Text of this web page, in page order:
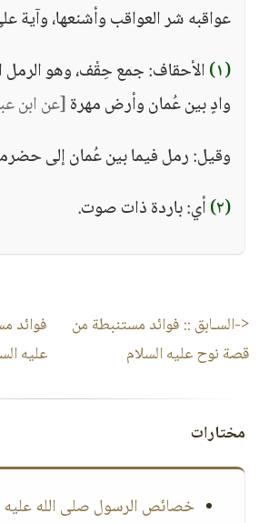
عواقبه شر العواقب وأشنعها، وآية
(١)
الأحقاف: جمع حِقْف، وهو الرمل
وادٍ بين عُمان وأرض مهرة[عن ابن
وقيل: رمل فيما بين عُمان إلى
(٢)
أي: باردة ذات صوت.
<-السـابق :: فوائد مستنبطة من
قصة نوح عليه السلام
فوائد
عليه
مختارات
خصائص الرسول صلى الله عليه